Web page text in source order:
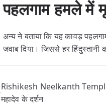
पहलगाम हमले में
अन्य ने बताया कि यह कावड़
जवाब दिया। जिससे हर हिंदुस्तानी
Rishikesh Neelkanth
महादेव के दर्शन